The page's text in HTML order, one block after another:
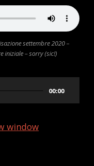
settembre 2020 –
iniziale – sorry (sic!)
00:00
window